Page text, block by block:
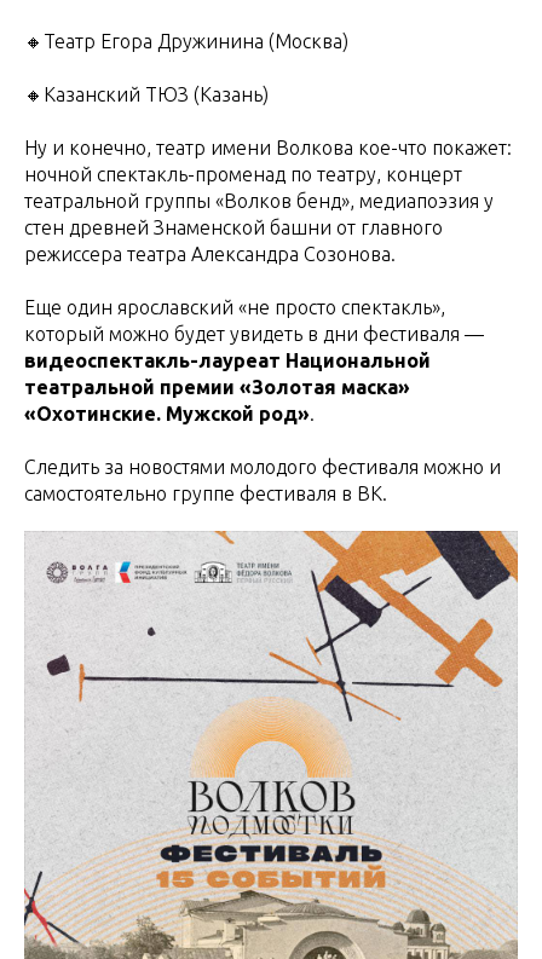
🔸Театр Егора Дружинина (Москва)
🔸Казанский ТЮЗ (Казань)
Ну и конечно, театр имени Волкова кое-что покажет:
ночной спектакль-променад по театру, концерт
театральной группы «Волков бенд», медиапоэзия у
стен древней Знаменской башни от главного
режиссера театра Александра Созонова.
Еще один ярославский «не просто спектакль»,
который можно будет увидеть в дни фестиваля —
видеоспектакль-лауреат Национальной
театральной премии «Золотая маска»
«Охотинские. Мужской род».
Следить за новостями молодого фестиваля можно и
самостоятельно группе фестиваля в ВК.